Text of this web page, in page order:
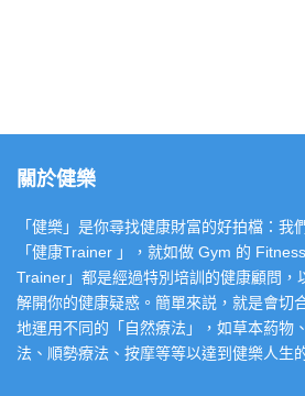
關於健樂
「健樂」是你尋找健康財富的好拍檔：我
「健康Trainer 」，就如做 Gym 的
Trainer」都是經過特別培訓的健康顧問，
解開你的健康疑惑。簡單來説，就是會切
地運用不同的「自然療法」，如草本葯物
法、順勢療法、按摩等等以達到健樂人生